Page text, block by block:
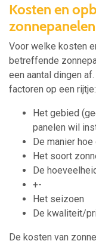
Kosten en
Voor welke kosten
betreffende
een aantal dingen
factoren op een rijtje:
Het gebied
panelen wil
De manier
Het soort
De
+-
Het seizoen
De kwaliteit/
De kosten van